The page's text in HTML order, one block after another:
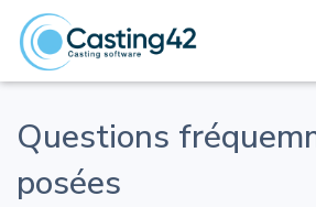
Questions
posées